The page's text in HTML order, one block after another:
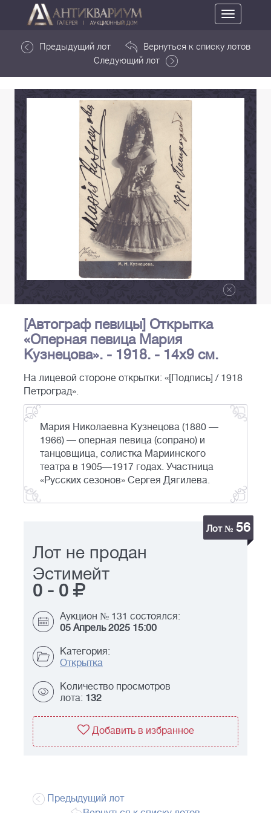
Toggle
navigation
Предыдущий лот
Вернуться к списку лотов
Следующий лот
[Автограф певицы] Открытка
«Оперная певица Мария
Кузнецова». - 1918. - 14х9 см.
На лицевой стороне открытки: «[Подпись] / 1918
Петроград».
Мария Николаевна Кузнецова (1880 —
1966) — оперная певица (сопрано) и
танцовщица, солистка Мариинского
театра в 1905—1917 годах. Участница
«Русских сезонов» Сергея Дягилева.
Лот № 56
Лот не продан
Эстимейт
0 - 0
Аукцион № 131 состоялся:
05 Апрель 2025 15:00
Категория:
Открытка
Количество просмотров
лота: 132
Добавить в избранное
Предыдущий лот